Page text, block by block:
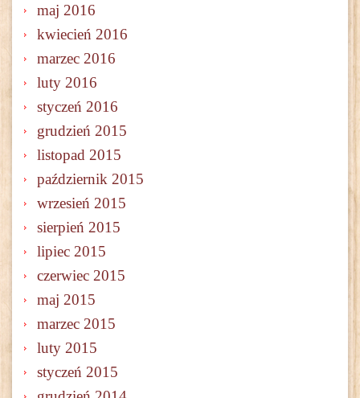
maj 2016
kwiecień 2016
marzec 2016
luty 2016
styczeń 2016
grudzień 2015
listopad 2015
październik 2015
wrzesień 2015
sierpień 2015
lipiec 2015
czerwiec 2015
maj 2015
marzec 2015
luty 2015
styczeń 2015